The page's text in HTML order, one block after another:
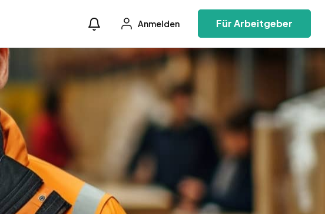
Anmelden Für Arbeitgeber